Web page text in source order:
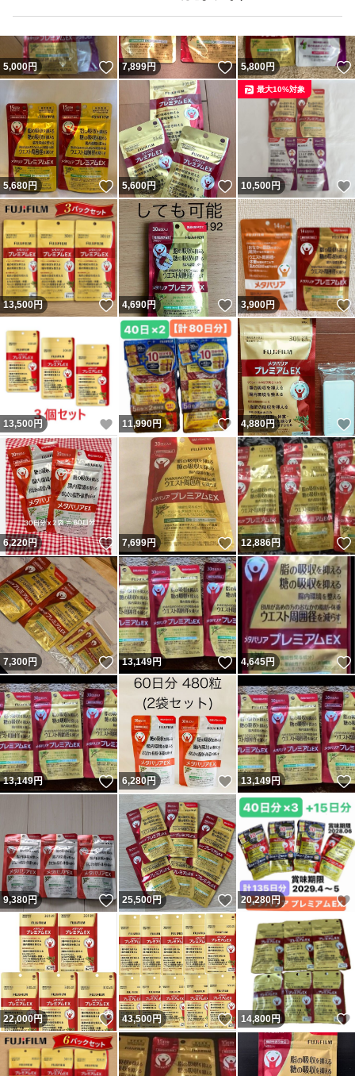
5,000円 いいね！
7,899円 いいね！
5,800円
5,680円 いいね！
5,600円 いいね！
10,500円
最大10%対象
13,500円 いいね！
4,690円 いいね！
3,900円
13,500 円 いいね！
11,990円 いいね！
4,880円
6,220円 いいね！
7,699円 いいね！
12,886円
7,300円 いいね！
13,149円 いいね！
4,645円
13,149円 いいね！
6,280円 いいね！
13,149円
9,380円 いいね！
25,500円 いいね！
20,280円
22,000円 いいね！
43,500円 いいね！
14,800円